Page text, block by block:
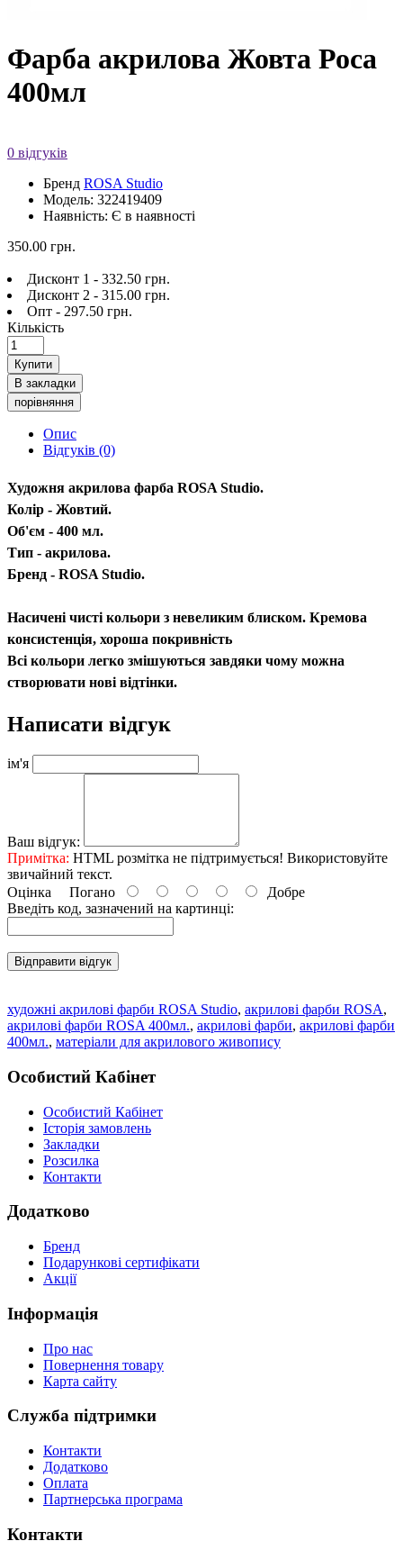
Фарба акрилова Жовта Роса
400мл
0 відгуків
Бренд ROSA Studio
Модель: 322419409
Наявність: Є в наявності
350.00 грн.
Дисконт 1 - 332.50 грн.
Дисконт 2 - 315.00 грн.
Опт - 297.50 грн.
Кількість
Купити
В закладки
порівняння
Опис
Відгуків (0)
Художня акрилова фарба ROSA Studio.
Колір - Жовтий.
Об'єм - 400 мл.
Тип - акрилова.
Бренд - ROSA Studio.
Насичені чисті кольори з невеликим блиском. Кремова
консистенція, хороша покривність
Всі кольори легко змішуються завдяки чому можна
створювати нові відтінки.
Написати відгук
ім'я
Ваш відгук:
Примітка: HTML розмітка не підтримується! Використовуйте
звичайний текст.
Оцінка Погано
Добре
Введіть код, зазначений на картинці:
Відправити відгук
художні акрилові фарби ROSA Studio, акрилові фарби ROSA,
акрилові фарби ROSA 400мл., акрилові фарби, акрилові фарби
400мл., матеріали для акрилового живопису
Особистий Кабінет
Особистий Кабінет
Історія замовлень
Закладки
Розсилка
Контакти
Додатково
Бренд
Подарункові сертифікати
Акції
Інформація
Про нас
Повернення товару
Карта сайту
Служба підтримки
Контакти
Додатково
Оплата
Партнерська програма
Контакти